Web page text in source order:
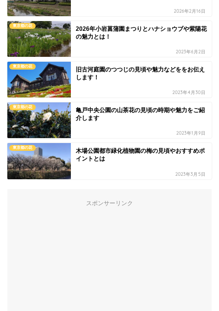
2026年2月16日
東京都の花
2026年小岩菖蒲園まつりとハナショウブや紫陽花
の魅力とは！
2023年6月2日
東京都の花
旧古河庭園のつつじの見頃や魅力などををお伝え
します！
2023年4月30日
東京都の花
亀戸中央公園の山茶花の見頃の時期や魅力をご紹
介します
2023年1月9日
東京都の花
木場公園都市緑化植物園の梅の見頃やおすすめポ
イントとは
2023年3月5日
スポンサーリンク